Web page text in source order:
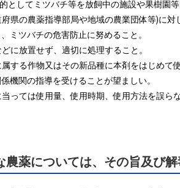
としてミツバチ等を放飼中の施設や果樹園等
府県の農薬指導部局や地域の農業団体等)に
ミツバチの危害防止に努めること。
に放置せず、適切に処理すること。
属する作物又はその新品種に本剤をはじめ
機関の指導を受けることが望ましい。
っては使用量、使用時期、使用方法を誤
農薬については、その旨及び